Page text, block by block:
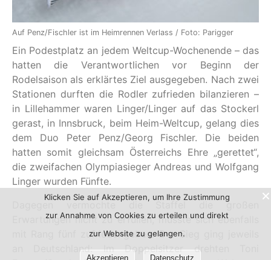
Auf Penz/Fischler ist im Heimrennen Verlass / Foto: Parigger
Ein Podestplatz an jedem Weltcup-Wochenende – das
hatten die Verantwortlichen vor Beginn der
Rodelsaison als erklärtes Ziel ausgegeben. Nach zwei
Stationen durften die Rodler zufrieden bilanzieren –
in Lillehammer waren Linger/Linger auf das Stockerl
gerast, in Innsbruck, beim Heim-Weltcup, gelang dies
dem Duo Peter Penz/Georg Fischler. Die beiden
hatten somit gleichsam Österreichs Ehre „gerettet“,
die zweifachen Olympiasieger Andreas und Wolfgang
Linger wurden Fünfte.
Dagegen vermochte die Staffel die großen
Erwartungen nicht zu erfüllen, musste sich ebenfalls
mit Rang fünf zufriedengeben. Der Sieg ging jeweils
an Deutschland: Im Doppelsitzer drehten Toni
Klicken Sie auf Akzeptieren, um Ihre Zustimmung
zur Annahme von Cookies zu erteilen und direkt
zur Website zu gelangen.
Akzeptieren Datenschutz